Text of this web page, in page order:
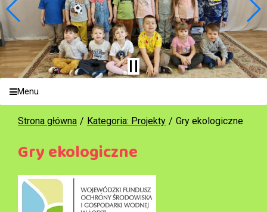
Menu
Strona główna Kategoria: Projekty Gry ekologiczne
Gry ekologiczne